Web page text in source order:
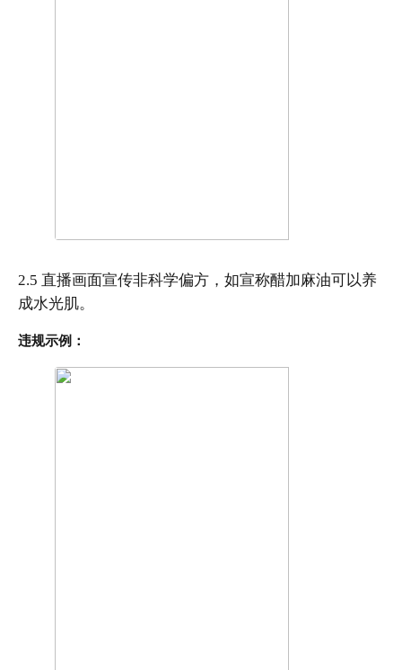
2.5 直播画面宣传非科学偏方，如宣称醋加麻油可以养
成水光肌。
违规示例：